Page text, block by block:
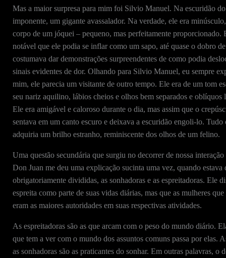
Mas a maior surpresa para mim foi Silvio Manuel. Na escuridão
imponente, um gigante avassalador. Na verdade, ele era
corpo de um jóquei – pequeno, mas perfeitamente
notável que ele podia se inflar como um sapo, até quase o dobro
costumava dar demonstrações surpreendentes de como podia
sinais evidentes de dor. Olhando para Silvio Manuel, eu sempre
mim, ele parecia um visitante de outro tempo. Ele era de um tom
seu nariz aquilino, lábios cheios e olhos bem separados e
Ele era amigável e caloroso durante o dia, mas assim que o
sentava em um canto escuro e deixava a escuridão engoli-lo.
adquiria um brilho estranho, reminiscente dos olhos de um felino.
Uma questão secundária que surgiu no decorrer de nossa
Don Juan me deu uma explicação sucinta uma vez, quando
obrigatoriamente divididas, as sonhadoras e as espreitadoras. Ele
espreita como parte de suas vidas diárias, mas que as mulheres
eram as maiores autoridades em suas respectivas atividades.
As espreitadoras são as que arcam com o peso do mundo diário.
que tem a ver com o mundo dos assuntos comuns passa por elas.
as sonhadoras são as praticantes do sonhar. Em outras palavras, o